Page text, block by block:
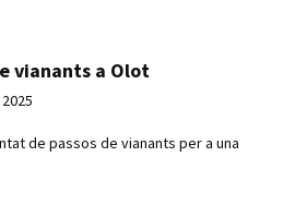
vianants a Olot
de passos de vianants per a una